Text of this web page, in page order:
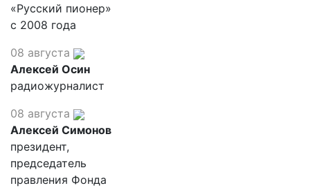
«Русский пионер»
с 2008 года
08 августа
Алексей Осин
радиожурналист
08 августа
Алексей Симонов
президент,
председатель
правления Фонда